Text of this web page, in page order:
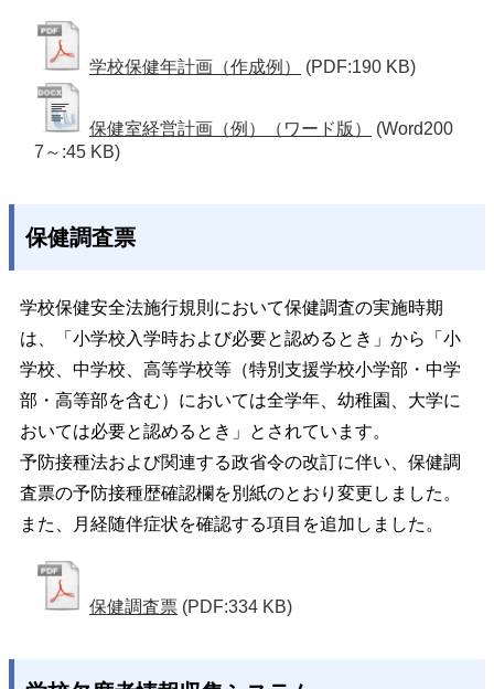
学校保健年計画（作成例） (PDF:190 KB)
保健室経営計画（例）（ワード版）
(Word200
7～:45 KB)
保健調査票
学校保健安全法施行規則において保健調査の実施時期
は、「小学校入学時および必要と認めるとき」から「小
学校、中学校、高等学校等（特別支援学校小学部・中学
部・高等部を含む）においては全学年、幼稚園、大学に
おいては必要と認めるとき」とされています。
予防接種法および関連する政省令の改訂に伴い、保健調
査票の予防接種歴確認欄を別紙のとおり変更しました。
また、月経随伴症状を確認する項目を追加しました。
保健調査票 (PDF:334 KB)